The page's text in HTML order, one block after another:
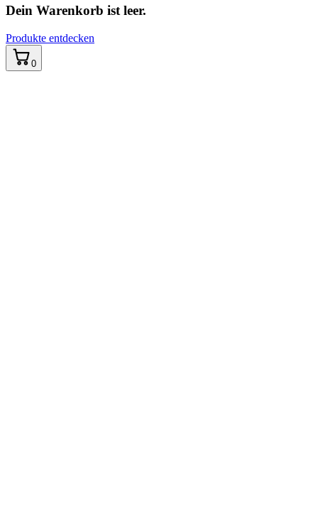
Dein Warenkorb ist leer.
Produkte entdecken
0